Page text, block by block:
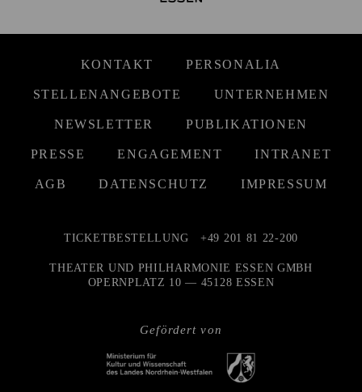
KONTAKT PERSONALIA
STELLENANGEBOTE UNTERNEHMEN
NEWSLETTER PUBLIKATIONEN
PRESSE ENGAGEMENT INTRANET
AGB DATENSCHUTZ IMPRESSUM
Gefördert von
TICKETBESTELLUNG +49 201 81 22-200
THEATER UND PHILHARMONIE ESSEN GMBH
OPERNPLATZ 10 — 45128 ESSEN